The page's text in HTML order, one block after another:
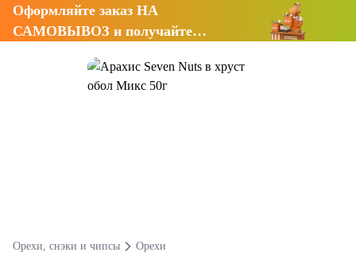
Оформляйте заказ НА
САМОВЫВОЗ и получайте
Орехи, снэки и чипсы Орехи